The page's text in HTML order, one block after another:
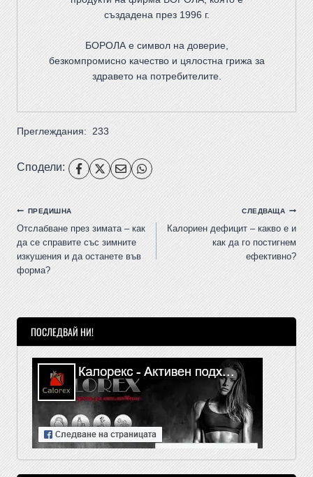
създадена през 1996 г.
БОРОЛА е символ на доверие,
безкомпромисно качество и цялостна грижа за
здравето на потребителите.
Преглеждания: 233
Сподели:
ПРЕДИШНА
Отслабване през зимата – как
да се справите със зимните
изкушения и да останете във
форма?
СЛЕДВАЩА
Калориен дефицит – какво е и
как да го постигнем
ефективно?
ПОСЛЕДВАЙ НИ!